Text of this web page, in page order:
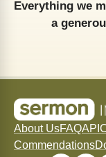
Everything we
a
About UsFAQAPI
Commendations